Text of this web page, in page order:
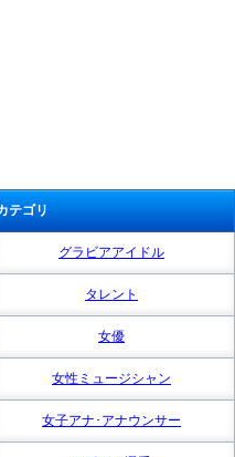
テゴリ
グラビアアイドル
タレント
女優
女性ミュージシャン
女子アナ･アナウンサー